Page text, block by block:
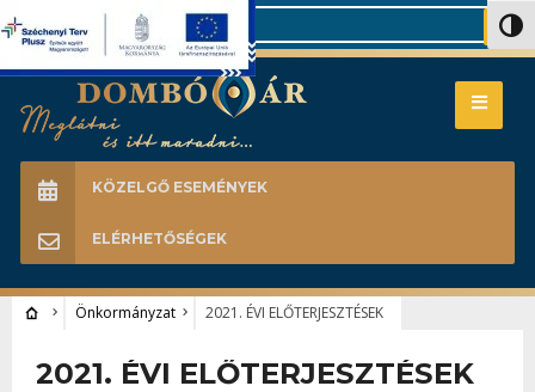
Search
KÖZELGŐ ESEMÉNYEK
ELÉRHETŐSÉGEK
Önkormányzat 2021. ÉVI ELŐTERJESZTÉSEK
2021. ÉVI ELŐTERJESZTÉSEK